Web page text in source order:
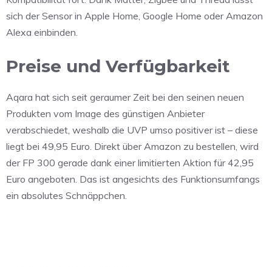
sich der Sensor in Apple Home, Google Home oder Amazon
Alexa einbinden.
Preise und Verfügbarkeit
Aqara hat sich seit geraumer Zeit bei den seinen neuen
Produkten vom Image des günstigen Anbieter
verabschiedet, weshalb die UVP umso positiver ist – diese
liegt bei 49,95 Euro. Direkt über Amazon zu bestellen, wird
der FP 300 gerade dank einer limitierten Aktion für 42,95
Euro angeboten. Das ist angesichts des Funktionsumfangs
ein absolutes Schnäppchen.